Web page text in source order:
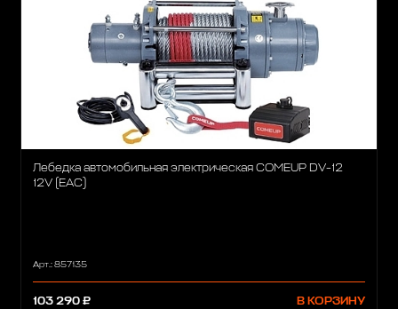
Лебедка автомобильная электрическая COMEUP DV-12
12V (EAC)
Арт.: 857135
103 290 ₽ В КОРЗИНУ